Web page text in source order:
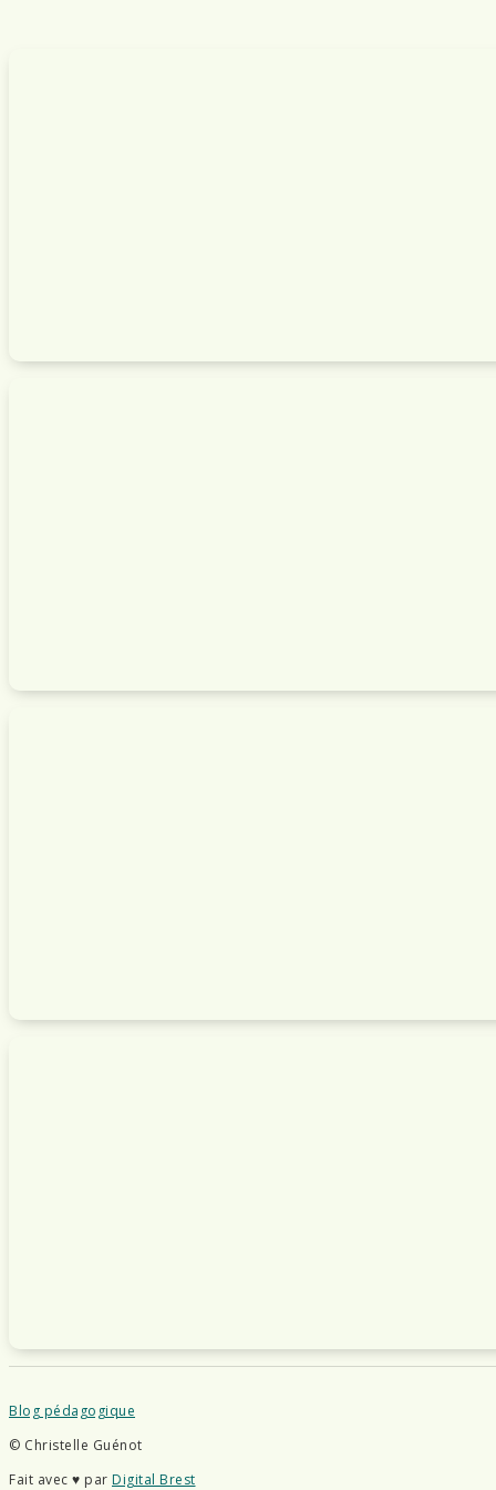
Blog pédagogique
© Christelle Guénot
Fait avec ♥ par Digital Brest